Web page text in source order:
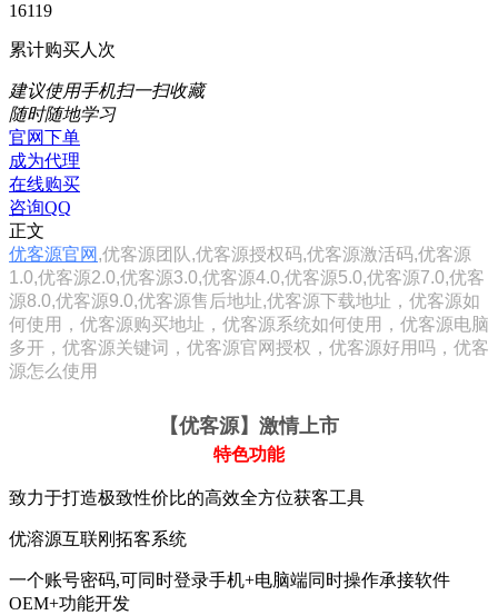
16119
累计购买人次
建议使用手机扫一扫收藏
随时随地学习
官网下单
成为代理
在线购买
咨询QQ
正文
优客源官网 ,优客源团队,优客源授权码,优客源激活码,优客源
1.0,优客源2.0,优客源3.0,优客源4.0,优客源5.0,优客源7.0,优客
源8.0,优客源9.0,优客源售后地址,优客源下载地址，优客源如
何使用，优客源购买地址，优客源系统如何使用，优客源电脑
多开，优客源关键词，优客源官网授权，优客源好用吗，优客
源怎么使用
【优客源】激情上市
特色功能
致力于打造极致性价比的高效全方位获客工具
优溶源互联刚拓客系统
一个账号密码,可同时登录手机+电脑端同时操作承接软件
OEM+功能开发